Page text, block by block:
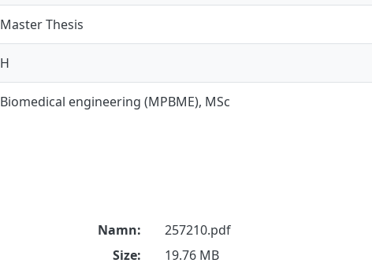
Master Thesis
H
Biomedical engineering (MPBME), MSc
Namn:
257210.pdf
Size:
19.76 MB